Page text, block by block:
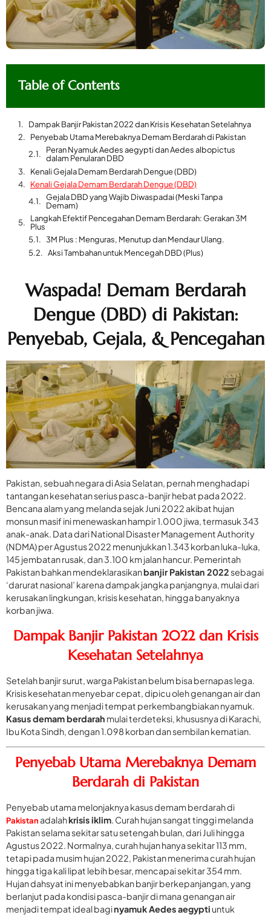
Table of Contents
Dampak Banjir Pakistan 2022 dan Krisis Kesehatan Setelahnya
Penyebab Utama Merebaknya Demam Berdarah di Pakistan
Peran Nyamuk Aedes aegypti dan Aedes albopictus
dalam Penularan DBD
Kenali Gejala Demam Berdarah Dengue (DBD)
Kenali Gejala Demam Berdarah Dengue (DBD)
Gejala DBD yang Wajib Diwaspadai (Meski Tanpa
Demam)
Langkah Efektif Pencegahan Demam Berdarah: Gerakan 3M
Plus
3M Plus : Menguras, Menutup dan Mendaur Ulang.
Aksi Tambahan untuk Mencegah DBD (Plus)
Waspada! Demam Berdarah
Dengue (DBD) di Pakistan:
Penyebab, Gejala, & Pencegahan
Pakistan, sebuah negara di Asia Selatan, pernah menghadapi
tantangan kesehatan serius pasca-banjir hebat pada 2022.
Bencana alam yang melanda sejak Juni 2022 akibat hujan
monsun masif ini menewaskan hampir 1.000 jiwa, termasuk 343
anak-anak. Data dari National Disaster Management Authority
(NDMA) per Agustus 2022 menunjukkan 1.343 korban luka-luka,
145 jembatan rusak, dan 3.100 km jalan hancur. Pemerintah
Pakistan bahkan mendeklarasikanbanjir Pakistan 2022sebagai
‘darurat nasional’ karena dampak jangka panjangnya, mulai dari
kerusakan lingkungan, krisis kesehatan, hingga banyaknya
korban jiwa.
Dampak Banjir Pakistan 2022 dan Krisis
Kesehatan Setelahnya
Setelah banjir surut, warga Pakistan belum bisa bernapas lega.
Krisis kesehatan menyebar cepat, dipicu oleh genangan air dan
kerusakan yang menjadi tempat perkembangbiakan nyamuk.
Kasus demam berdarah mulai terdeteksi, khususnya di Karachi,
Ibu Kota Sindh, dengan 1.098 korban dan sembilan kematian.
Penyebab Utama Merebaknya Demam
Berdarah di Pakistan
Penyebab utama melonjaknya kasus demam berdarah di
Pakistanadalahkrisis iklim. Curah hujan sangat tinggi melanda
Pakistan selama sekitar satu setengah bulan, dari Juli hingga
Agustus 2022. Normalnya, curah hujan hanya sekitar 113 mm,
tetapi pada musim hujan 2022, Pakistan menerima curah hujan
hingga tiga kali lipat lebih besar, mencapai sekitar 354 mm.
Hujan dahsyat ini menyebabkan banjir berkepanjangan, yang
berlanjut pada kondisi pasca-banjir di mana genangan air
menjadi tempat ideal baginyamuk Aedes aegypti untuk